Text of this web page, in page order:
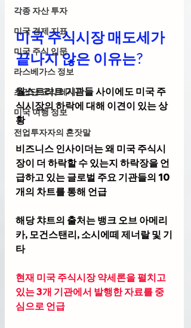
각종 자산 투자
미국 경제 지표
미국 주식 입문
라스베가스 정보
초간단 요리 레시피
미국 여행 정보
전업투자자의 혼잣말
미국 주식시장 매도세가
끝나지 않은 이유는?
월스트리트 기관들 사이에도 미국 주
식시장의 하락에 대해 이견이 있는 상
황
비즈니스 인사이더는 왜 미국 주식시
장이 더 하락할 수 있는지 하락장을 언
급하고 있는 글로벌 주요 기관들의 10
개의 차트를 통해 언급
해당 챠트의 출처는 뱅크 오브 아메리
카, 모건스탠리, 소시에떼 제너랄 및 기
타
현재 미국 주식시장 약세론을 펼치고
있는 3개 기관에서 발행한 자료를 중
심으로 언급